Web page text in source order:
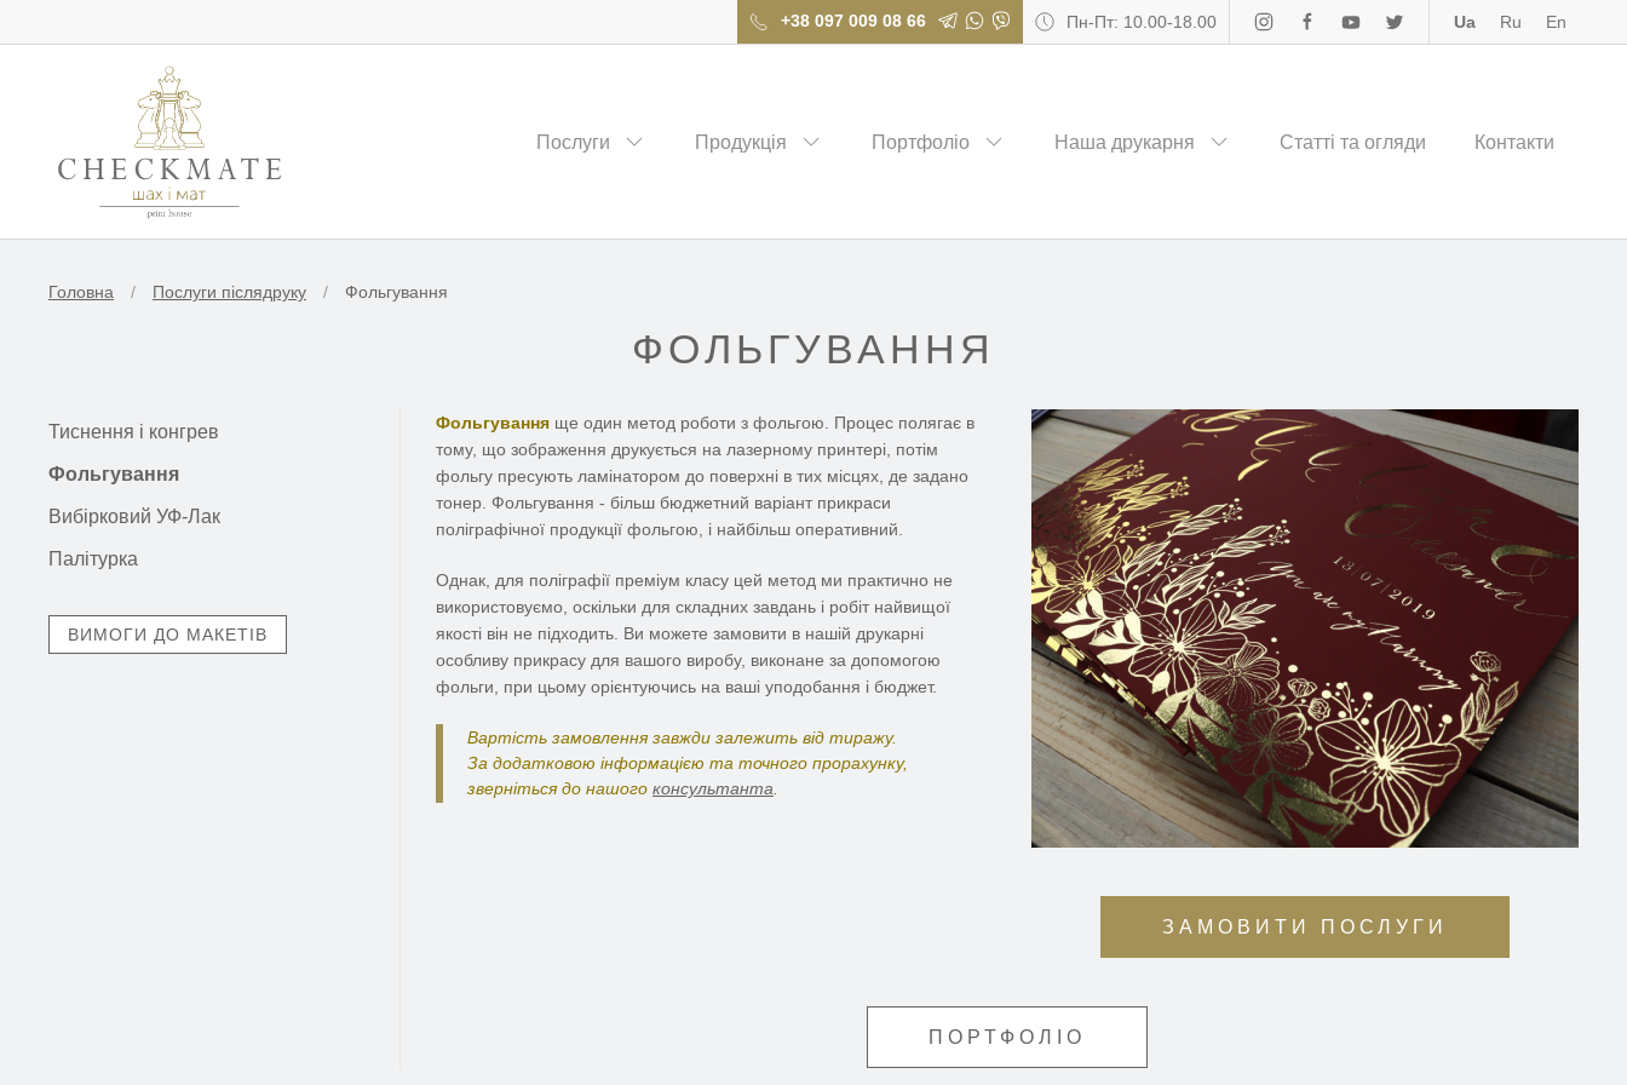
+38 097 009 08 66 Пн-Пт: 10.00-18.00 Ua Ru En
Послуги Продукція Портфоліо Наша друкарня Статті та огляди Контакти
Головна / Послуги післядруку / Фольгування
ФОЛЬГУВАННЯ
Тиснення і конгрев
Фольгування
Вибірковий УФ-Лак
Палітурка
ВИМОГИ ДО МАКЕТІВ
ЗАМОВИТИ ПОСЛУГИ
Фольгування ще один метод роботи з фольгою. Процес полягає в
тому, що зображення друкується на лазерному принтері, потім
фольгу пресують ламінатором до поверхні в тих місцях, де задано
тонер. Фольгування - більш бюджетний варіант прикраси
поліграфічної продукції фольгою, і найбільш оперативний.
Однак, для поліграфії преміум класу цей метод ми практично не
використовуємо, оскільки для складних завдань і робіт найвищої
якості він не підходить. Ви можете замовити в нашій друкарні
особливу прикрасу для вашого виробу, виконане за допомогою
фольги, при цьому орієнтуючись на ваші уподобання і бюджет.
Вартість замовлення завжди залежить від тиражу.
За додатковою інформацією та точного прорахунку,
зверніться до нашого консультанта.
ПОРТФОЛІО